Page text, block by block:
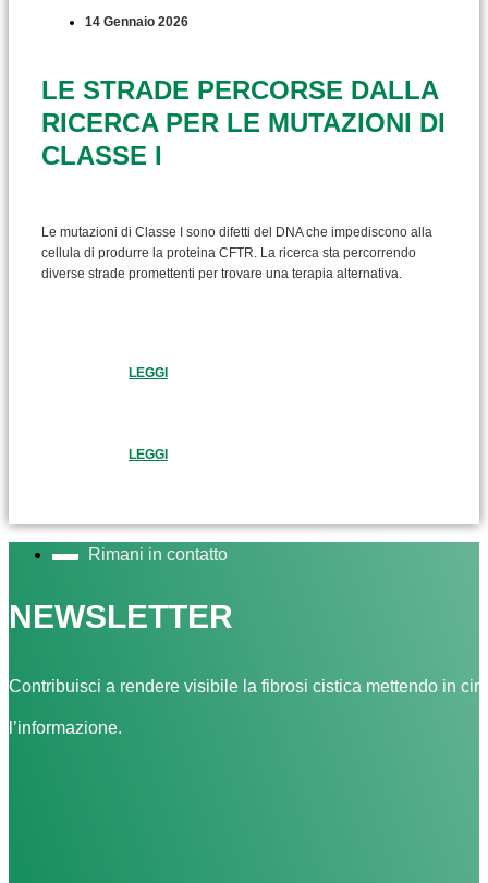
14 Gennaio 2026
LE STRADE PERCORSE DALLA
RICERCA PER LE MUTAZIONI DI
CLASSE I
Le mutazioni di Classe I sono difetti del DNA che impediscono alla
cellula di produrre la proteina CFTR. La ricerca sta percorrendo
diverse strade promettenti per trovare una terapia alternativa.
LEGGI
LEGGI
Rimani in contatto
NEWSLETTER
Contribuisci a rendere visibile la fibrosi cistica mettendo in
l’informazione.